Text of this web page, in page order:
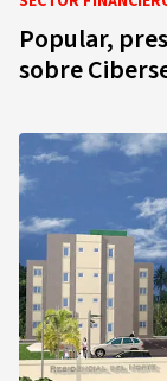
Popular,
sobre